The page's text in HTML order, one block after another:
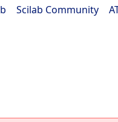
Scilab Community